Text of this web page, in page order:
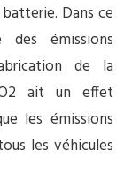
Dans ce
des émissions
de la
ait un effet
les émissions
les véhicules